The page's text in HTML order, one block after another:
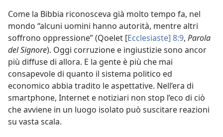
Come la Bibbia riconosceva già molto tempo fa, nel
mondo “alcuni uomini hanno autorità, mentre altri
soffrono oppressione” (Qoelet [Ecclesiaste] 8:9, Parola
del Signore). Oggi corruzione e ingiustizie sono ancor
più diffuse di allora. E la gente è più che mai
consapevole di quanto il sistema politico ed
economico abbia tradito le aspettative. Nell’era di
smartphone, Internet e notiziari non stop l’eco di ciò
che avviene in un luogo isolato può suscitare reazioni
su vasta scala.